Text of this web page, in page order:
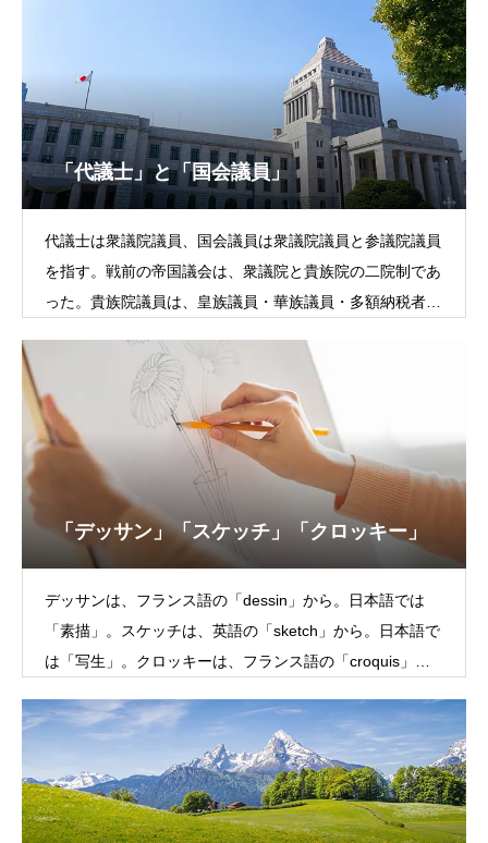
「代議士」と「国会議員」
代議士は衆議院議員、国会議員は衆議院議員と参議院議員
を指す。戦前の帝国議会は、衆議院と貴族院の二院制であ
った。貴族院議員は、皇族議員・華族議員・多額納税者な
「デッサン」「スケッチ」「クロッキー」
デッサンは、フランス語の「dessin」から。日本語では
「素描」。スケッチは、英語の「sketch」から。日本語で
は「写生」。クロッキーは、フランス語の「croquis」か